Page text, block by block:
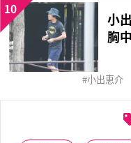
小
胸
10
小出恵介